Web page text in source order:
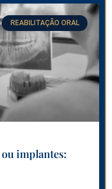
REABILITAÇÃO ORAL
implantes: